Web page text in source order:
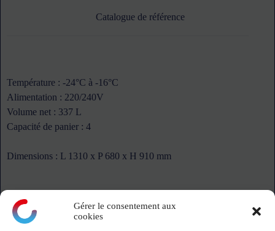
Gérer le consentement aux
cookies
Catalogue de référence
Température : -24°C à -16°C
Alimentation : 220/240V
Volume net : 337 L
Capacité de panier : 4
Dimensions : L 1310 x P 680 x H 910 mm